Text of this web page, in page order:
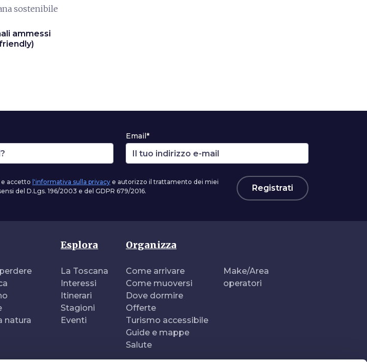
sostenibile
ammessi
Email*
e accetto l'informativa sulla privacy e autorizzo il trattamento dei miei
del D.Lgs. 196/2003 e del GDPR 679/2016.
Registrati
natura
Esplora
La Toscana
Interessi
Itinerari
Stagioni
Eventi
Organizza
Come arrivare
Come muoversi
Dove dormire
Offerte
Turismo accessibile
Guide e mappe
Salute
Make/Area
operatori